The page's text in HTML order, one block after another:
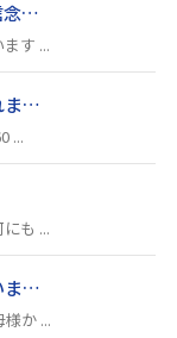
念…
す ...
ま…
...
も ...
ま…
か ...